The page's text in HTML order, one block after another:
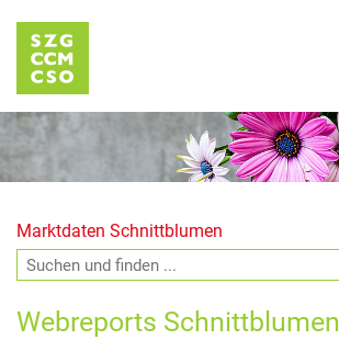
Marktdaten Schnittblumen
Webreports Schnittblumen